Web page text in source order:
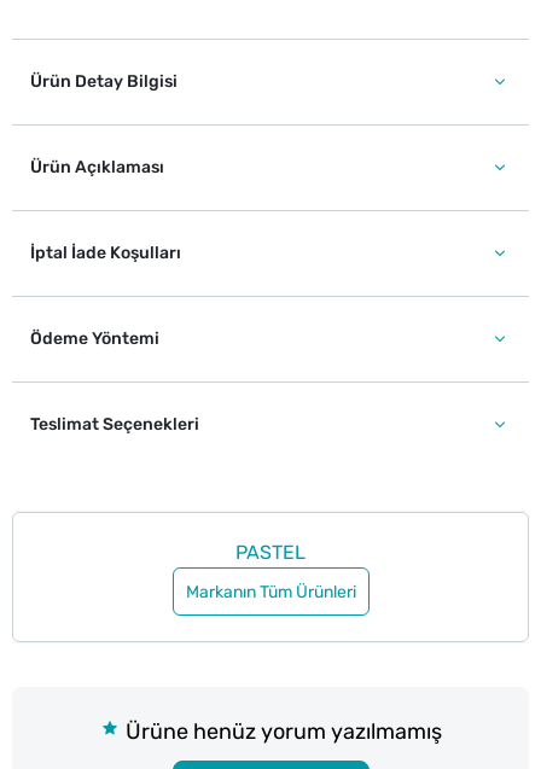
Ürün Detay Bilgisi
Ürün Açıklaması
İptal İade Koşulları
Ödeme Yöntemi
Teslimat Seçenekleri
PASTEL
Markanın Tüm Ürünleri
Ürüne henüz yorum yazılmamış